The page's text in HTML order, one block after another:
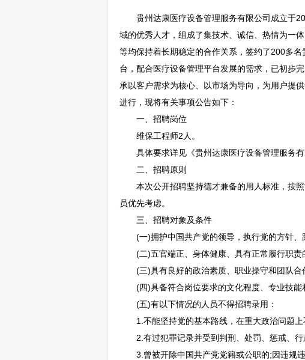
贵州达康医疗设备管理服务有限公司成立于
域的优秀人才，组成了集技术、诚信、热情为一
等均保持着长期稳定的合作关系，签约了200多
台，配合医疗设备管理平台发展的需求，已初步
承以客户需求为核心、以市场为导向，为用户提
进行，现将有关事项公告如下：
一、 招聘岗位
维保工程师2人。
具体要求详见《贵州达康医疗设备管理服务有
二、 招聘原则
本次公开招聘坚持德才兼备的用人标准，按
员优先考虑。
三、 招聘对象及条件
(一)拥护中国共产党的领导，执行党的方针、
(二)五官端正、身体健康、具有正常履行职责
(三)具有良好的政治素质、职业操守和团队合
(四)具备符合岗位要求的文化程度、专业技能
(五)有以下情况的人员不得招聘录用：
1.不能坚持党的基本路线，在重大政治问题上
2.有过犯罪记录并受到判刑、处罚、惩戒、行
3.曾被开除中国共产党党籍或公职的;因违规